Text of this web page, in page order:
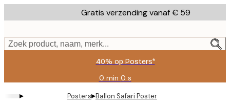
to
content.
Gratis verzending vanaf € 59
Zoek product, naam, merk...
40% op Posters*
0 min 0 s
Geldig
tot:
2026-
▸ Posters▸Ballon Safari Poster